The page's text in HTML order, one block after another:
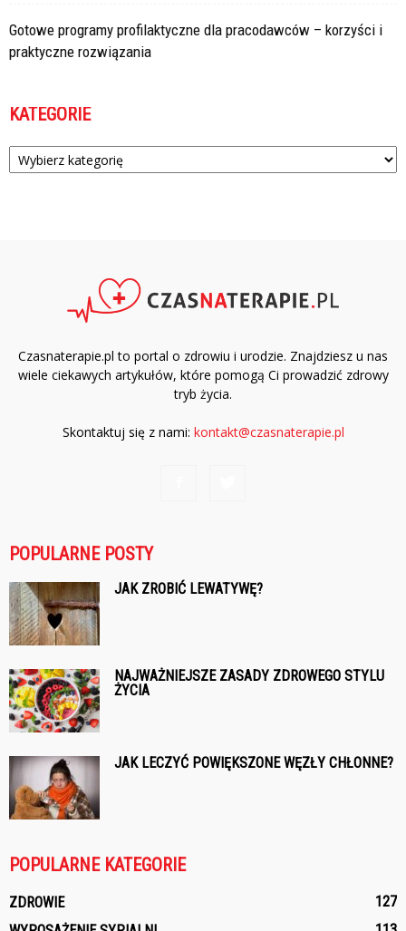
Gotowe programy profilaktyczne dla pracodawców – korzyści i
praktyczne rozwiązania
KATEGORIE
Kategorie
Czasnaterapie.pl to portal o zdrowiu i urodzie. Znajdziesz u nas
wiele ciekawych artykułów, które pomogą Ci prowadzić zdrowy
tryb życia.
Skontaktuj się z nami: kontakt@czasnaterapie.pl
POPULARNE POSTY
JAK ZROBIĆ LEWATYWĘ?
NAJWAŻNIEJSZE ZASADY ZDROWEGO STYLU
ŻYCIA
JAK LECZYĆ POWIĘKSZONE WĘZŁY CHŁONNE?
POPULARNE KATEGORIE
ZDROWIE
127